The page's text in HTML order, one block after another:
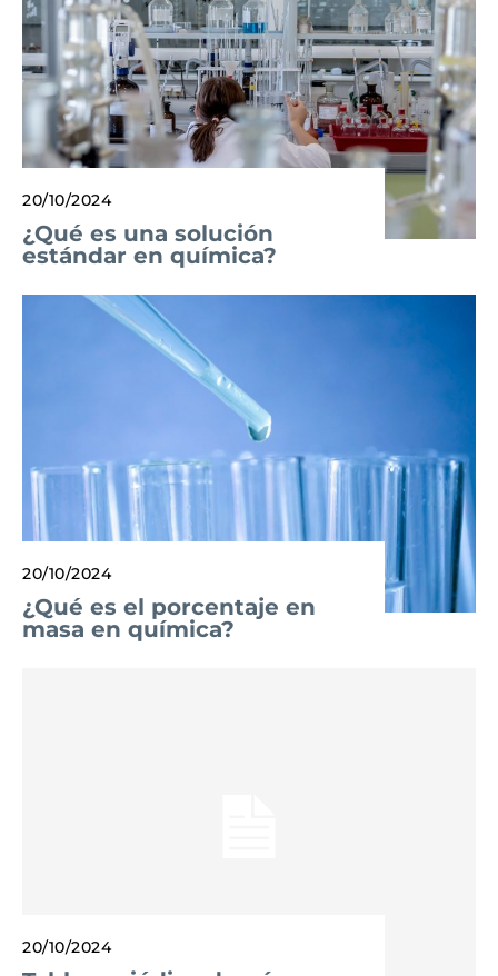
20/10/2024
¿Qué es una solución
estándar en química?
20/10/2024
¿Qué es el porcentaje en
masa en química?
20/10/2024